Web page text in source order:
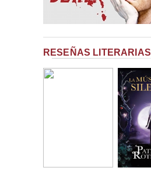
RESEÑAS LITERARIAS